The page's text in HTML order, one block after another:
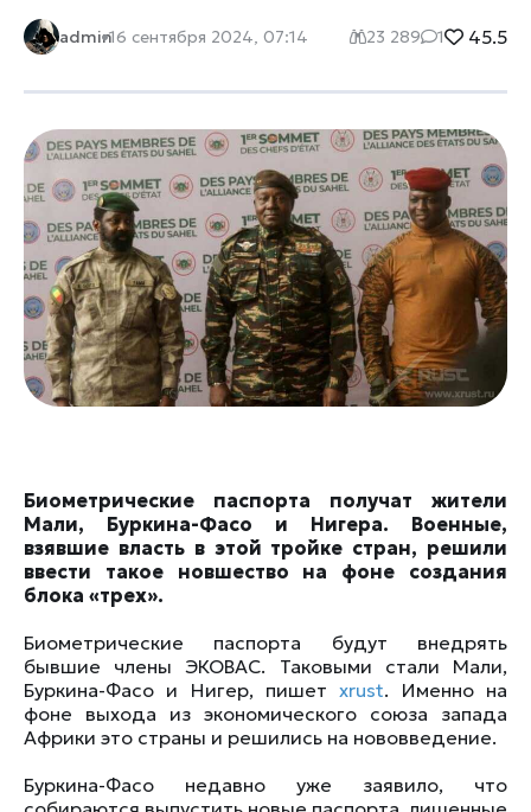
admin16 сентября 2024, 07:14 23 289 1 45.5
Биометрические паспорта получат жители
Мали, Буркина-Фасо и Нигера. Военные,
взявшие власть в этой тройке стран, решили
ввести такое новшество на фоне создания
блока «трех».
Биометрические паспорта будут внедрять
бывшие члены ЭКОВАС. Таковыми стали Мали,
Буркина-Фасо и Нигер, пишетxrust. Именно на
фоне выхода из экономического союза запада
Африки это страны и решились на нововведение.
Буркина-Фасо недавно уже заявило, что